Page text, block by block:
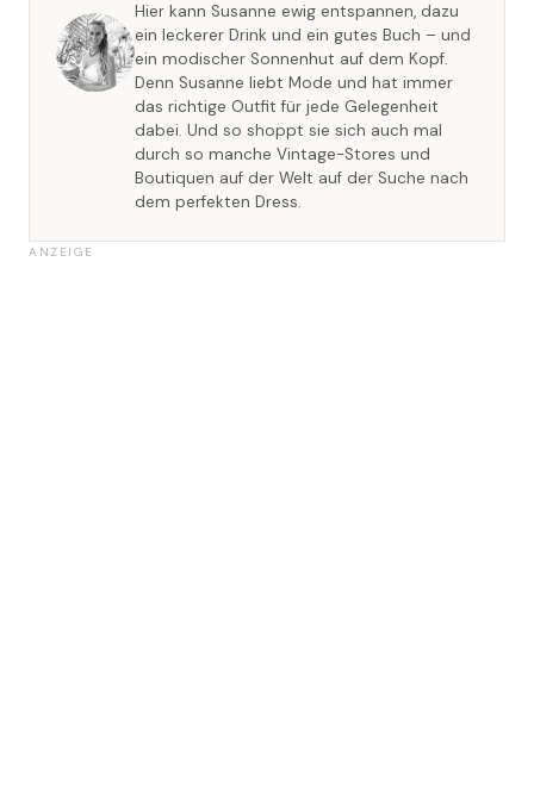
Hier kann Susanne ewig entspannen, dazu
ein leckerer Drink und ein gutes Buch – und
ein modischer Sonnenhut auf dem Kopf.
Denn Susanne liebt Mode und hat immer
das richtige Outfit für jede Gelegenheit
dabei. Und so shoppt sie sich auch mal
durch so manche Vintage-Stores und
Boutiquen auf der Welt auf der Suche nach
dem perfekten Dress.
ANZEIGE